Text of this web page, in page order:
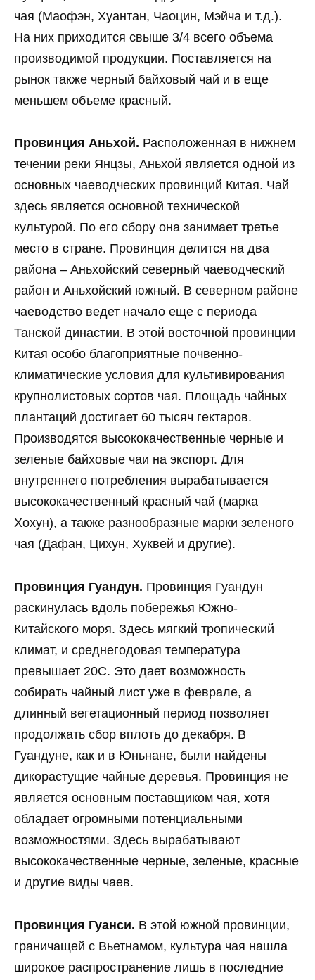
чая (Маофэн, Хуантан, Чаоцин, Мэйча и т.д.).
На них приходится свыше 3/4 всего объема
производимой продукции. Поставляется на
рынок также черный байховый чай и в еще
меньшем объеме красный.
Провинция Аньхой. Расположенная в нижнем
течении реки Янцзы, Аньхой является одной из
основных чаеводческих провинций Китая. Чай
здесь является основной технической
культурой. По его сбору она занимает третье
место в стране. Провинция делится на два
района – Аньхойский северный чаеводческий
район и Аньхойский южный. В северном районе
чаеводство ведет начало еще с периода
Танской династии. В этой восточной провинции
Китая особо благоприятные почвенно-
климатические условия для культивирования
крупнолистовых сортов чая. Площадь чайных
плантаций достигает 60 тысяч гектаров.
Производятся высококачественные черные и
зеленые байховые чаи на экспорт. Для
внутреннего потребления вырабатывается
высококачественный красный чай (марка
Хохун), а также разнообразные марки зеленого
чая (Дафан, Цихун, Хуквей и другие).
Провинция Гуандун. Провинция Гуандун
раскинулась вдоль побережья Южно-
Китайского моря. Здесь мягкий тропический
климат, и среднегодовая температура
превышает 20С. Это дает возможность
собирать чайный лист уже в феврале, а
длинный вегетационный период позволяет
продолжать сбор вплоть до декабря. В
Гуандуне, как и в Юньнане, были найдены
дикорастущие чайные деревья. Провинция не
является основным поставщиком чая, хотя
обладает огромными потенциальными
возможностями. Здесь вырабатывают
высококачественные черные, зеленые, красные
и другие виды чаев.
Провинция Гуанси. В этой южной провинции,
граничащей с Вьетнамом, культура чая нашла
широкое распространение лишь в последние